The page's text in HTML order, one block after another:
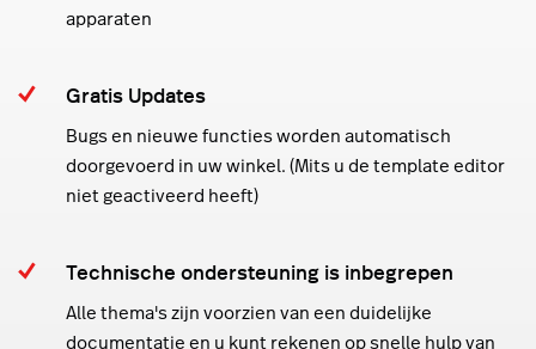
apparaten
Gratis Updates
Bugs en nieuwe functies worden automatisch
doorgevoerd in uw winkel. (Mits u de template editor
niet geactiveerd heeft)
Technische ondersteuning is inbegrepen
Alle thema's zijn voorzien van een duidelijke
documentatie en u kunt rekenen op snelle hulp van